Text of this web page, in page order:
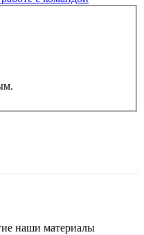
наши материалы